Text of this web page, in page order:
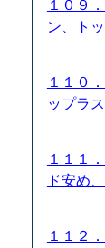
１０９
ン、ト
１１０
ップラ
１１１
ド安め
１１２